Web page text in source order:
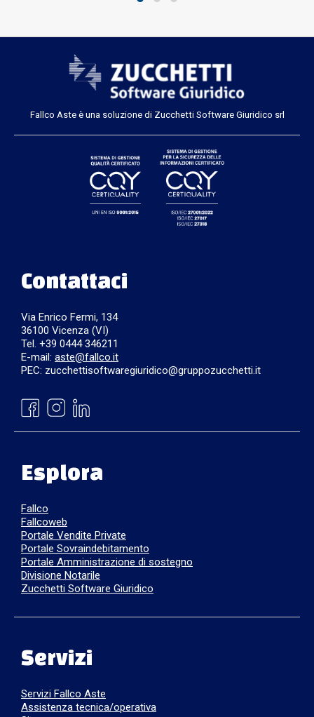
Fallco Aste è una soluzione di Zucchetti Software Giuridico srl
Contattaci
Via Enrico Fermi, 134
36100 Vicenza (VI)
Tel. +39 0444 346211
E-mail: aste@fallco.it
PEC: zucchettisoftwaregiuridico@gruppozucchetti.it
Esplora
Fallco
Fallcoweb
Portale Vendite Private
Portale Sovraindebitamento
Portale Amministrazione di sostegno
Divisione Notarile
Zucchetti Software Giuridico
Servizi
Servizi Fallco Aste
Assistenza tecnica/operativa